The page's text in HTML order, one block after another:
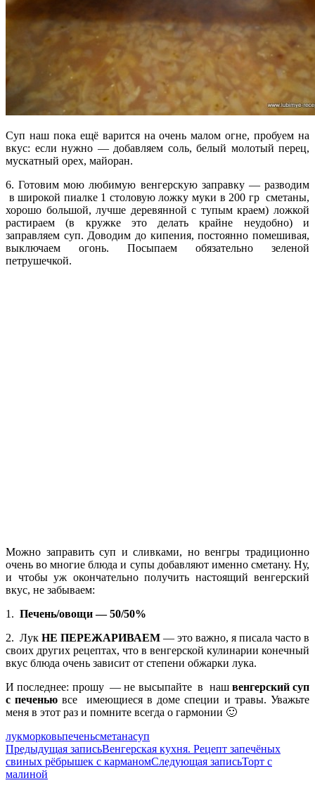
Суп наш пока ещё варится на очень малом огне, пробуем на
вкус: если нужно — добавляем соль, белый молотый перец,
мускатный орех, майоран.
6. Готовим мою любимую венгерскую заправку — разводим
в широкой пиалке 1 столовую ложку муки в 200 гр сметаны,
хорошо большой, лучше деревянной с тупым краем) ложкой
растираем (в кружке это делать крайне неудобно) и
заправляем суп. Доводим до кипения, постоянно помешивая,
выключаем огонь. Посыпаем обязательно зеленой
петрушечкой.
Можно заправить суп и сливками, но венгры традиционно
очень во многие блюда и супы добавляют именно сметану. Ну,
и чтобы уж окончательно получить настоящий венгерский
вкус, не забываем:
1. Печень/овощи — 50/50%
2. Лук НЕ ПЕРЕЖАРИВАЕМ — это важно, я писала часто в
своих других рецептах, что в венгерской кулинарии конечный
вкус блюда очень зависит от степени обжарки лука.
И последнее: прошу — не высыпайте в наш венгерский суп
с печенью все имеющиеся в доме специи и травы. Уважьте
меня в этот раз и помните всегда о гармонии 🙂
лукморковьпеченьсметанасуп
Навигация
по
Предыдущая записьВенгерская кухня. Рецепт запечёных
свиных рёбрышек с карманомСледующая записьТорт с
малиной